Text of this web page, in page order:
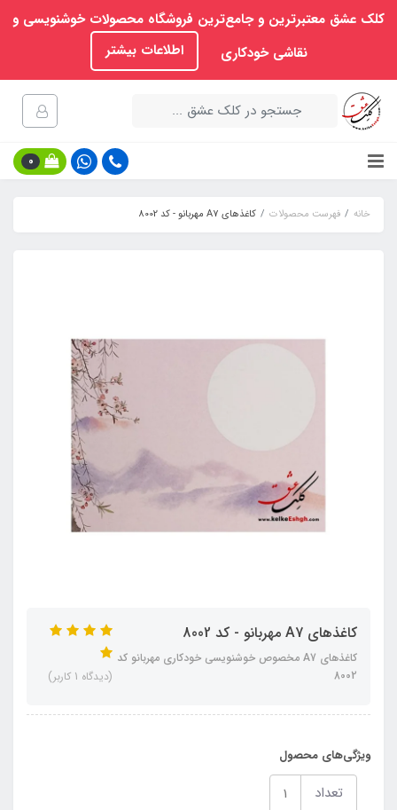
کلک عشق معتبرترین و جامع‌ترین فروشگاه محصولات خوشنویسی و
نقاشی خودکاری
اطلاعات بیشتر
0
خانه فهرست محصولات کاغذهای A7 مهربانو - کد 8002
کاغذهای A7 مهربانو - کد 8002
کاغذهای A7 مخصوص خوشنویسی خودکاری مهربانو کد
8002
(دیدگاه 1 کاربر)
ویژگی‌های محصول
تعداد